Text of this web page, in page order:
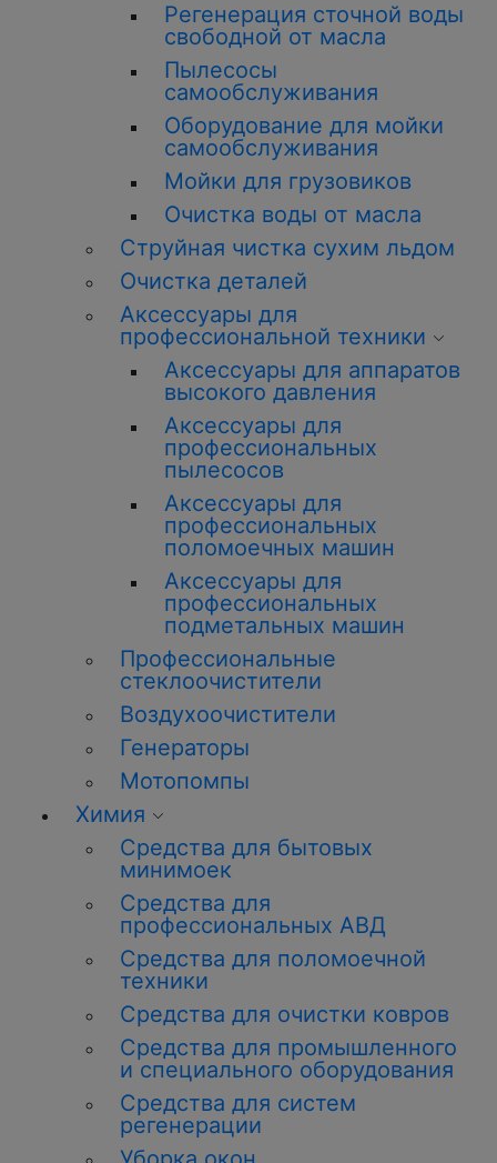
Регенерация сточной воды
свободной от масла
Пылесосы
самообслуживания
Оборудование для мойки
самообслуживания
Мойки для грузовиков
Очистка воды от масла
Струйная чистка сухим льдом
Очистка деталей
Аксессуары для
профессиональной техники
Аксессуары для аппаратов
высокого давления
Аксессуары для
профессиональных
пылесосов
Аксессуары для
профессиональных
поломоечных машин
Аксессуары для
профессиональных
подметальных машин
Профессиональные
стеклоочистители
Воздухоочистители
Генераторы
Мотопомпы
Химия
Средства для бытовых
минимоек
Средства для
профессиональных АВД
Средства для поломоечной
техники
Средства для очистки ковров
Средства для промышленного
и специального оборудования
Средства для систем
регенерации